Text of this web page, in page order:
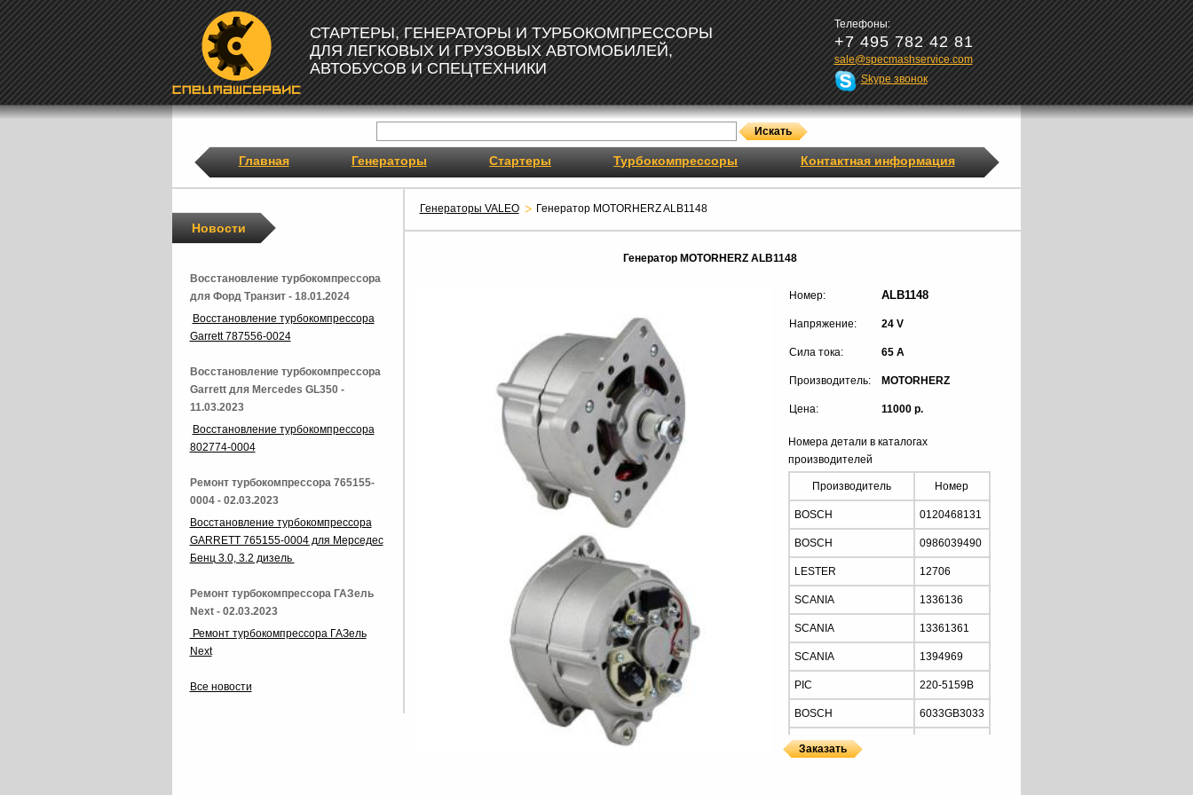
СТАРТЕРЫ, ГЕНЕРАТОРЫ И ТУРБОКОМПРЕССОРЫ
ДЛЯ ЛЕГКОВЫХ И ГРУЗОВЫХ АВТОМОБИЛЕЙ,
АВТОБУСОВ И СПЕЦТЕХНИКИ
Телефоны:
+7 495 782 42 81
sale@specmashservice.com
Skype звонок
Главная Генераторы Стартеры Турбокомпрессоры Контактная информация
Генераторы VALEO Генератор MOTORHERZ ALB1148
Генератор MOTORHERZ ALB1148
Номер: ALB1148
Напряжение: 24 V
Сила тока: 65 A
Производитель: MOTORHERZ
Цена: 11000 р.
Номера детали в каталогах
производителей
Производитель Номер
BOSCH 0120468131
BOSCH 0986039490
LESTER 12706
SCANIA 1336136
SCANIA 13361361
SCANIA 1394969
PIC 220-5159B
BOSCH 6033GB3033
PRESTOLITE
Новости
Восстановление турбокомпрессора
для Форд Транзит - 18.01.2024
Восстановление турбокомпрессора
Garrett 787556-0024
Восстановление турбокомпрессора
Garrett для Mercedes GL350 -
11.03.2023
Восстановление турбокомпрессора
802774-0004
Ремонт турбокомпрессора 765155-
0004 - 02.03.2023
Восстановление турбокомпрессора
GARRETT 765155-0004 для Мерседес
Бенц 3.0, 3.2 дизель
Ремонт турбокомпрессора ГАЗель
Next - 02.03.2023
Ремонт турбокомпрессора ГАЗель
Next
Все новости